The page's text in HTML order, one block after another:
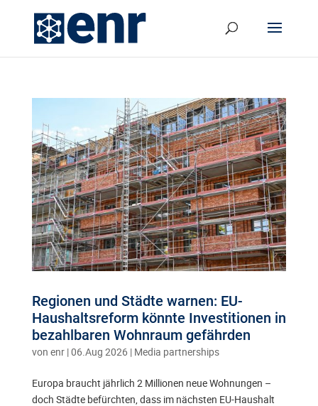
Regionen und Städte warnen: EU-
Haushaltsreform könnte Investitionen in
bezahlbaren Wohnraum gefährden
von enr|06.Aug 2026 | Media partnerships
Europa braucht jährlich 2 Millionen neue Wohnungen –
doch Städte befürchten, dass im nächsten EU-Haushalt